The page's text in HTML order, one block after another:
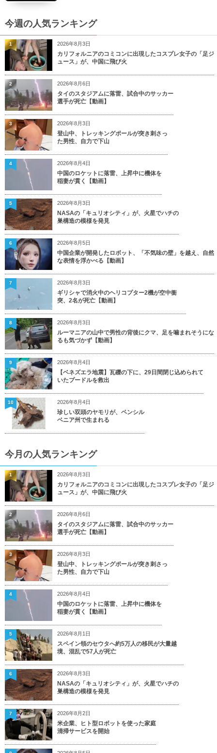
今週の人気ランキング
2026年8月3日
カリフォルニアのコミコンに出現したコスプレ女子の「足ジ
ュース」が、中国に飛び火
1
2026年8月6日
タイのスタジアムに落雷、試合中のサッカー
選手が死亡【動画】
2
2026年8月3日
登山中、トレッキングポールが突き刺さっ
た男性、自力で下山
3
2026年8月4日
中国のロケットに落雷、上昇中に機体を
稲妻が貫く【動画】
4
2026年8月3日
NASAの「キュリオシティ」が、火星でハチの
巣構造の模様を発見
5
2026年8月5日
中国企業が開発したロボット、「不気味の壁」を越え、自然
な表情を浮かべる【動画】
6
2026年8月3日
ギリシャで消火中のヘリコプター2機が空中衝
突、2名が死亡【動画】
7
2026年8月3日
ルーマニアの山中で男性の背後にクマ、足を噛まれそうにな
るも気づかず【動画】
8
2026年8月4日
【ベネズエラ地震】瓦礫の下に、29日間閉じ込められて
いたプードルを救出
9
2026年8月4日
珍しい双頭のヤモリが、ペンシル
ベニア州で生まれる
10
今月の人気ランキング
2026年8月3日
カリフォルニアのコミコンに出現したコスプレ女子の「足ジ
ュース」が、中国に飛び火
1
2026年8月6日
タイのスタジアムに落雷、試合中のサッカー
選手が死亡【動画】
2
2026年8月3日
登山中、トレッキングポールが突き刺さっ
た男性、自力で下山
3
2026年8月4日
中国のロケットに落雷、上昇中に機体を
稲妻が貫く【動画】
4
2026年8月1日
スペイン領のセウタへ約5万人の移民が大量越
境、混乱で57人が死亡
5
2026年8月3日
NASAの「キュリオシティ」が、火星でハチの
巣構造の模様を発見
6
2026年8月2日
米企業、ヒト型ロボットを使った家庭
清掃サービスを開始
7